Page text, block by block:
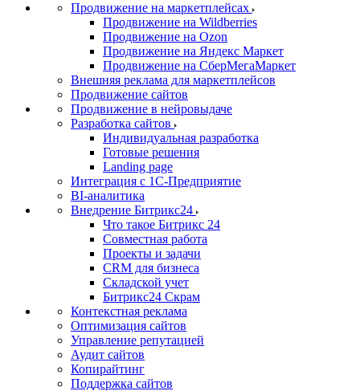
Продвижение на маркетплейсах
Продвижение на Wildberries
Продвижение на Ozon
Продвижение на Яндекс Маркет
Продвижение на СберМегаМаркет
Внешняя реклама для маркетплейсов
Продвижение сайтов
Продвижение в нейровыдаче
Разработка сайтов
Индивидуальная разработка
Готовые решения
Landing page
Интеграция с 1С-Предприятие
BI-аналитика
Внедрение Битрикс24
Что такое Битрикс 24
Совместная работа
Проекты и задачи
СRМ для бизнеса
Складской учет
Битрикс24 Скрам
Контекстная реклама
Оптимизация сайтов
Управление репутацией
Аудит сайтов
Копирайтинг
Поддержка сайтов